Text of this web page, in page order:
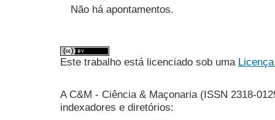
Não há apontamentos.
Este trabalho está licenciado sob uma
A C&M - Ciência & Maçonaria (ISSN 2318-
indexadores e diretórios: